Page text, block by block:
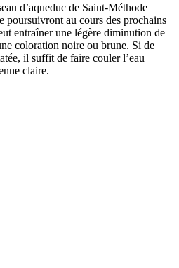
d’aqueduc de Saint-Méthode
poursuivront au cours des prochains
entraîner une légère diminution de
coloration noire ou brune. Si de
il suffit de faire couler l’eau
claire.